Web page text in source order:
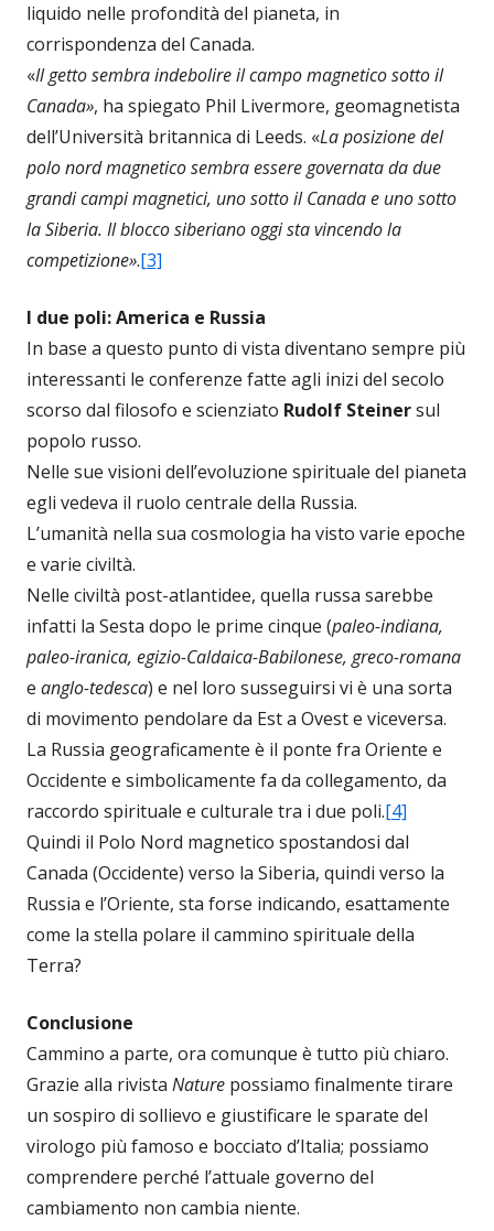
liquido nelle profondità del pianeta, in
corrispondenza del Canada.
«Il getto sembra indebolire il campo magnetico sotto il
Canada», ha spiegato Phil Livermore, geomagnetista
dell’Università britannica di Leeds. «La posizione del
polo nord magnetico sembra essere governata da due
grandi campi magnetici, uno sotto il Canada e uno sotto
la Siberia. Il blocco siberiano oggi sta vincendo la
competizione».[3]
I due poli: America e Russia
In base a questo punto di vista diventano sempre più
interessanti le conferenze fatte agli inizi del secolo
scorso dal filosofo e scienziato Rudolf Steinersul
popolo russo.
Nelle sue visioni dell’evoluzione spirituale del pianeta
egli vedeva il ruolo centrale della Russia.
L’umanità nella sua cosmologia ha visto varie epoche
e varie civiltà.
Nelle civiltà post-atlantidee, quella russa sarebbe
infatti la Sesta dopo le prime cinque (paleo-indiana,
paleo-iranica, egizio-Caldaica-Babilonese, greco-romana
e anglo-tedesca) e nel loro susseguirsi vi è una sorta
di movimento pendolare da Est a Ovest e viceversa.
La Russia geograficamente è il ponte fra Oriente e
Occidente e simbolicamente fa da collegamento, da
raccordo spirituale e culturale tra i due poli.[4]
Quindi il Polo Nord magnetico spostandosi dal
Canada (Occidente) verso la Siberia, quindi verso la
Russia e l’Oriente, sta forse indicando, esattamente
come la stella polare il cammino spirituale della
Terra?
Conclusione
Cammino a parte, ora comunque è tutto più chiaro.
Grazie alla rivista Nature possiamo finalmente tirare
un sospiro di sollievo e giustificare le sparate del
virologo più famoso e bocciato d’Italia; possiamo
comprendere perché l’attuale governo del
cambiamento non cambia niente.